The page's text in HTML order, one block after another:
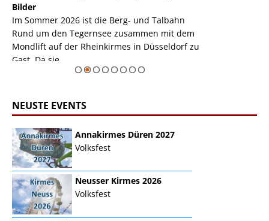
Bilder
Im Sommer 2026 ist die Berg- und Talbahn
Rund um den Tegernsee zusammen mit dem
Mondlift auf der Rheinkirmes in Düsseldorf zu
Gast. Da sie ...
NEUSTE EVENTS
Annakirmes Düren 2027
Volksfest
Neusser Kirmes 2026
Volksfest